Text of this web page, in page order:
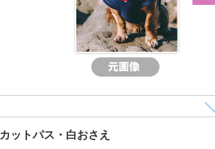
カットパス・白おさえ